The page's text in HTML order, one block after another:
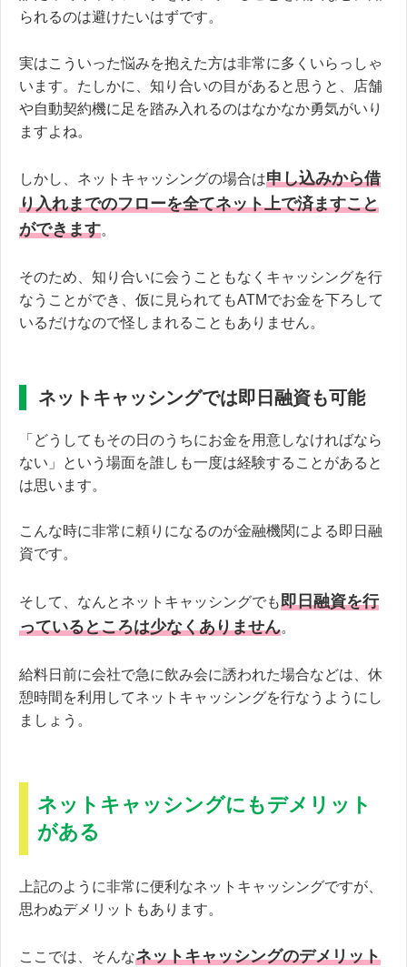
られるのは避けたいはずです。
実はこういった悩みを抱えた方は非常に多くいらっしゃ
います。たしかに、知り合いの目があると思うと、店舗
や自動契約機に足を踏み入れるのはなかなか勇気がいり
ますよね。
しかし、ネットキャッシングの場合は申し込みから借
り入れまでのフローを全てネット上で済ますこと
ができます。
そのため、知り合いに会うこともなくキャッシングを行
なうことができ、仮に見られてもATMでお金を下ろして
いるだけなので怪しまれることもありません。
ネットキャッシングでは即日融資も可能
「どうしてもその日のうちにお金を用意しなければなら
ない」という場面を誰しも一度は経験することがあると
は思います。
こんな時に非常に頼りになるのが金融機関による即日融
資です。
そして、なんとネットキャッシングでも即日融資を行
っているところは少なくありません。
給料日前に会社で急に飲み会に誘われた場合などは、休
憩時間を利用してネットキャッシングを行なうようにし
ましょう。
ネットキャッシングにもデメリット
がある
上記のように非常に便利なネットキャッシングですが、
思わぬデメリットもあります。
ここでは、そんなネットキャッシングのデメリット